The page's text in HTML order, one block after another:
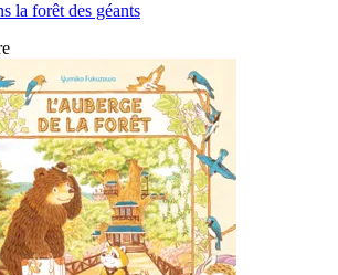
la forêt des géants